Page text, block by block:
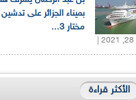
بميناء الجزائر على
مختار 3...
الأكثر قراءة